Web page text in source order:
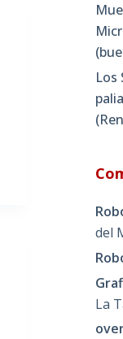
Los
del
La